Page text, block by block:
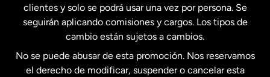
Estados Unidos Español
Francia
clientes y solo se podrá usar una vez por persona. Se
seguirán aplicando comisiones y cargos. Los tipos de
cambio están sujetos a cambios.
No se puede abusar de esta promoción. Nos reservamos
el derecho de modificar, suspender o cancelar esta